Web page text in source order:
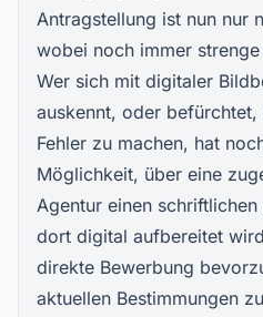
Antragstellung ist nun nur
wobei noch immer
Wer sich mit digitaler
auskennt, oder
Fehler zu machen, hat
Möglichkeit, über eine
Agentur einen
dort digital aufbereitet
direkte Bewerbung
aktuellen Bestimmungen